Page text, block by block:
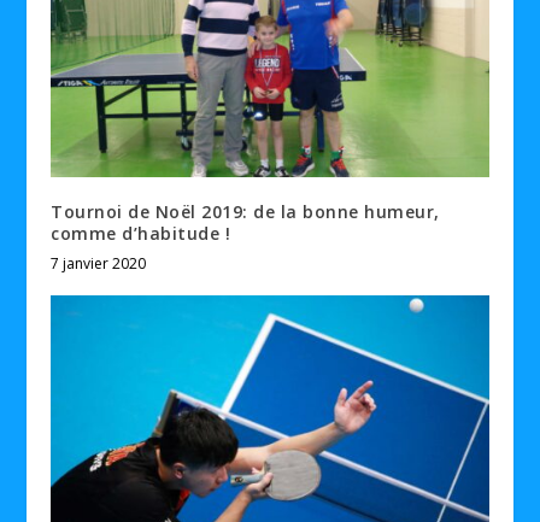
Tournoi de Noël 2019: de la bonne humeur,
comme d’habitude !
7 janvier 2020